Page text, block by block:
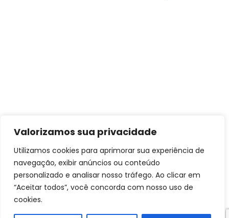
Valorizamos sua privacidade
Utilizamos cookies para aprimorar sua experiência de
navegação, exibir anúncios ou conteúdo
personalizado e analisar nosso tráfego. Ao clicar em
“Aceitar todos”, você concorda com nosso uso de
cookies.